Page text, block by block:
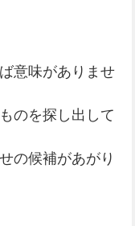
意味がありませ
のを探し出して
の候補があがり